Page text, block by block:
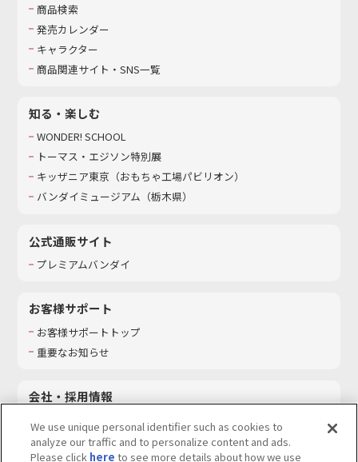
商品検索
発売カレンダー
キャラクター
商品関連サイト・SNS一覧
知る・楽しむ
WONDER! SCHOOL
トーマス・エジソン特別展
キッザニア東京（おもちゃ工場パビリオン）​
バンダイミュージアム（栃木県）
公式通販サイト
プレミアムバンダイ
お客様サポート
お客様サポートトップ
重要なお知らせ
会社・採用情報
採用情報
We use unique personal identifier such as cookies to
analyze our traffic and to personalize content and ads.
Please click here to see more details about how we use